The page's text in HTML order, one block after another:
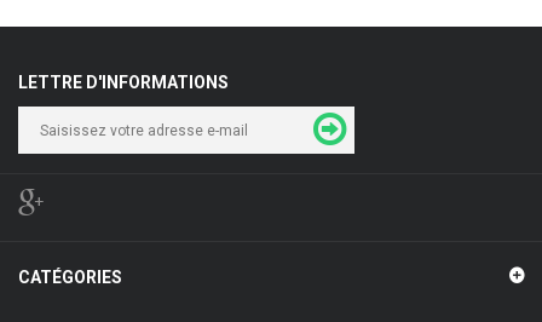
LETTRE D'INFORMATIONS
CATÉGORIES